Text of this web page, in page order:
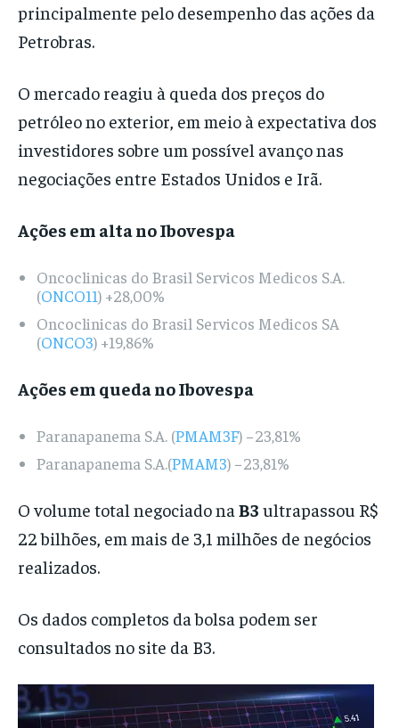
principalmente pelo desempenho das ações da
Petrobras.
O mercado reagiu à queda dos preços do
petróleo no exterior, em meio à expectativa dos
investidores sobre um possível avanço nas
negociações entre Estados Unidos e Irã.
Ações em alta no Ibovespa
Oncoclinicas do Brasil Servicos Medicos S.A.
(ONCO11) +28,00%
Oncoclinicas do Brasil Servicos Medicos SA
(ONCO3) +19,86%
Ações em queda no Ibovespa
Paranapanema S.A. (PMAM3F) −23,81%
Paranapanema S.A.(PMAM3) −23,81%
O volume total negociado na B3 ultrapassou R$
22 bilhões, em mais de 3,1 milhões de negócios
realizados.
Os dados completos da bolsa podem ser
consultados no site da B3.